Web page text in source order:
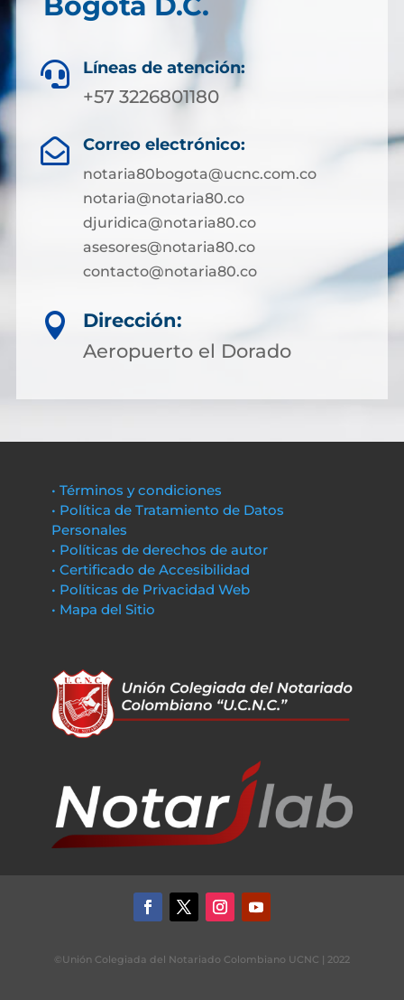
 Líneas de atención:
+57 3226801180
 Correo electrónico:
notaria80bogota@ucnc.com.co
notaria@notaria80.co
djuridica@notaria80.co
asesores@notaria80.co
contacto@notaria80.co ​

Dirección:
Aeropuerto el Dorado
• Términos y condiciones
• Política de Tratamiento de Datos
Personales
• Políticas de derechos de autor
• Certificado de Accesibilidad
• Políticas de Privacidad Web
• Mapa del Sitio
©Unión Colegiada del Notariado Colombiano UCNC | 2022